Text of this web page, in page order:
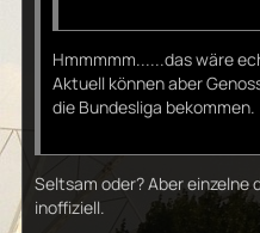
Hmmmmm......das wäre
Aktuell können aber
die Bundesliga bekommen.
Seltsam oder? Aber
inoffiziell.